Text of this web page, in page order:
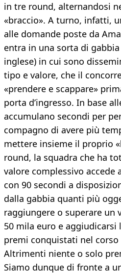
in tre round, alternandosi
«braccio». A turno, infatti,
alle domande poste da
entra in una sorta di
inglese) in cui sono
tipo e valore, che il
«prendere e scappare»
porta d’ingresso. In base
accumulano secondi per
compagno di avere più
mettere insieme il proprio
round, la squadra che ha
valore complessivo accede
con 90 secondi a
dalla gabbia quanti più
raggiungere o superare un
50 mila euro e aggiudicarsi
premi conquistati nel corso
Altrimenti niente o solo
Siamo dunque di fronte a